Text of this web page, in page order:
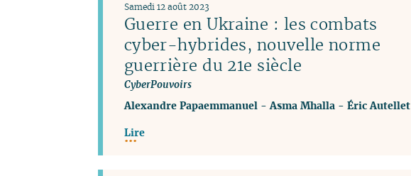
Guerre en Ukraine : les combats
cyber-hybrides, nouvelle norme
guerrière du 21e siècle
CyberPouvoirs
Samedi 12 août 2023
Alexandre Papaemmanuel - Asma Mhalla - Éric Autellet
Lire